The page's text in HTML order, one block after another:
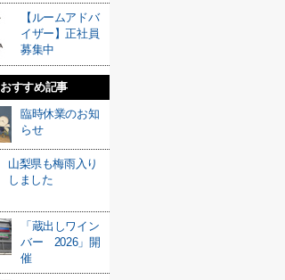
【ルームアドバ
イザー】正社員
募集中
おすすめ記事
臨時休業のお知
らせ
山梨県も梅雨入り
しました
「蔵出しワイン
バー 2026」開
催